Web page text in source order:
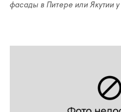
фасады в Питере или Якутии